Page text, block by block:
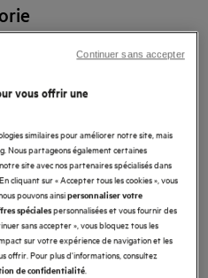
vous offrir une
similaires pour améliorer notre site, mais
Nous partageons également certaines
site avec nos partenaires spécialisés dans
cliquant sur « Accepter tous les cookies », vous
pouvons ainsipersonnaliser votre
spécialespersonnalisées et vous fournir des
sans accepter », vous bloquez tous les
sur votre expérience de navigation et les
offrir. Pour plus d'informations, consultez
de confidentialité.
Continuer sans accepter